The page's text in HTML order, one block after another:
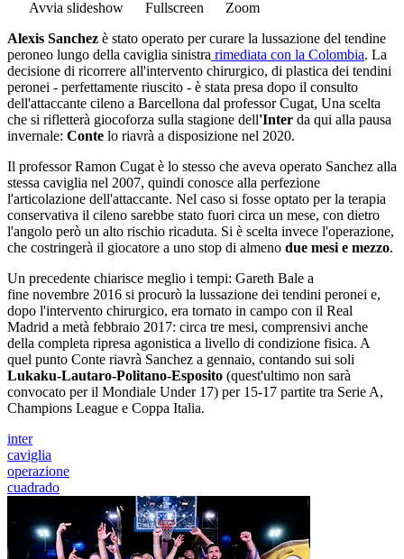
Avvia slideshow
Fullscreen
Zoom
Alexis Sanchez è stato operato per curare la lussazione del tendine
peroneo lungo della caviglia sinistra rimediata con la Colombia. La
decisione di ricorrere all'intervento chirurgico, di plastica dei tendini
peronei - perfettamente riuscito - è stata presa dopo il consulto
dell'attaccante cileno a Barcellona dal professor Cugat, Una scelta
che si rifletterà giocoforza sulla stagione dell'Inter da qui alla pausa
invernale: Conte lo riavrà a disposizione nel 2020.
Il professor Ramon Cugat è lo stesso che aveva operato Sanchez alla
stessa caviglia nel 2007, quindi conosce alla perfezione
l'articolazione dell'attaccante. Nel caso si fosse optato per la terapia
conservativa il cileno sarebbe stato fuori circa un mese, con dietro
l'angolo però un alto rischio ricaduta. Si è scelta invece l'operazione,
che costringerà il giocatore a uno stop di almeno due mesi e mezzo.
Un precedente chiarisce meglio i tempi: Gareth Bale a
fine novembre 2016 si procurò la lussazione dei tendini peronei e,
dopo l'intervento chirurgico, era tornato in campo con il Real
Madrid a metà febbraio 2017: circa tre mesi, comprensivi anche
della completa ripresa agonistica a livello di condizione fisica. A
quel punto Conte riavrà Sanchez a gennaio, contando sui soli
Lukaku-Lautaro-Politano-Esposito (quest'ultimo non sarà
convocato per il Mondiale Under 17) per 15-17 partite tra Serie A,
Champions League e Coppa Italia.
inter
caviglia
operazione
cuadrado